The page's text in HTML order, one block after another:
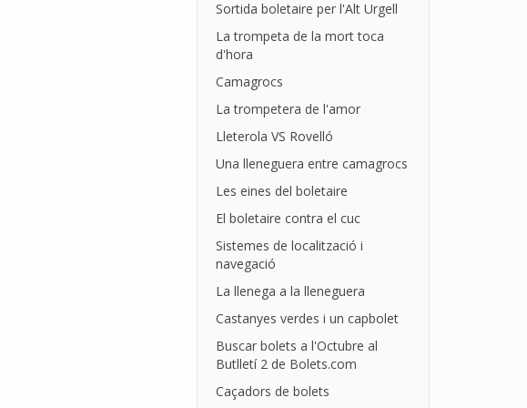
Sortida boletaire per l'Alt Urgell
La trompeta de la mort toca
d'hora
Camagrocs
La trompetera de l'amor
Lleterola VS Rovelló
Una lleneguera entre camagrocs
Les eines del boletaire
El boletaire contra el cuc
Sistemes de localització i
navegació
La llenega a la lleneguera
Castanyes verdes i un capbolet
Buscar bolets a l'Octubre al
Butlletí 2 de Bolets.com
Caçadors de bolets